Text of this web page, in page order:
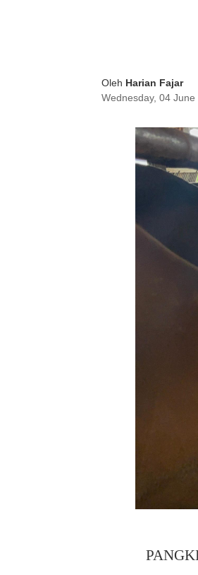
Oleh Harian Fajar
Wednesday, 04